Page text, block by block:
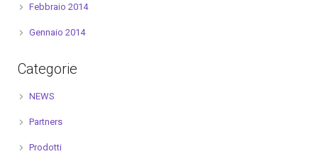
Febbraio 2014
Gennaio 2014
Categorie
NEWS
Partners
Prodotti